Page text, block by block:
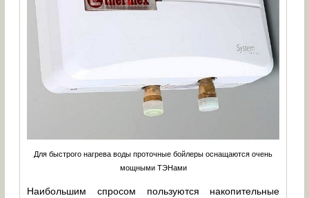
Для быстрого нагрева воды проточные бойлеры оснащаются очень
мощными ТЭНами
Наибольшим спросом пользуются накопительные